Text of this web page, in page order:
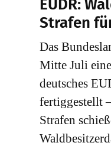
EUDR:
Strafen
Das
Mitte Juli
deutsches
fertiggestellt
Strafen